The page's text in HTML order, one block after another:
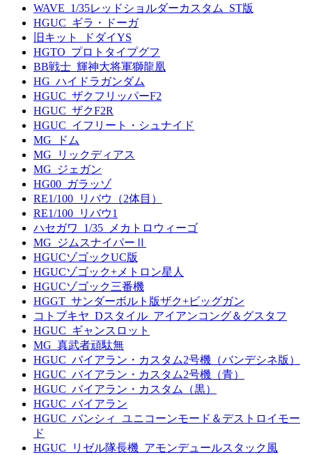
WAVE_1/35レッドショルダーカスタム_ST版
HGUC_ギラ・ドーガ
旧キット_ドダイYS
HGTO_プロトタイプグフ
BB戦士_輝神大将軍獅龍凰
HG_ハイドラガンダム
HGUC_ザクフリッパーF2
HGUC_ザクF2R
HGUC_イフリート・シュナイド
MG_ドム
MG_リックディアス
MG_ジェガン
HG00_ガラッゾ
RE1/100_リバウ（2体目）
RE1/100_リバウ1
ハセガワ_1/35_メカトロウィーゴ
MG_ジムスナイパーⅡ
HGUCゾゴックUC版
HGUCゾゴック+メトロン星人
HGUCゾゴック三番機
HGGT_サンダーボルト版ザク+ビッグガン
コトブキヤ_Dスタイル_アイアンコング＆グスタフ
HGUC_ギャンスロット
MG_真武者頑駄無
HGUC_バイアラン・カスタム2号機（バンデシネ版）
HGUC_バイアラン・カスタム2号機（青）
HGUC_バイアラン・カスタム（黒）
HGUC_バイアラン
HGUC_バンシィ_ユニコーンモード＆デストロイモー
ド
HGUC_リゼル隊長機_アモンデュールスタック風